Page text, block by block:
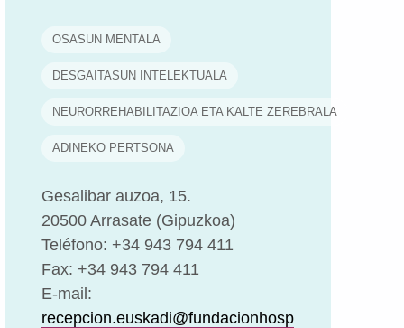
OSASUN MENTALA
DESGAITASUN INTELEKTUALA
NEURORREHABILITAZIOA ETA KALTE ZEREBRALA
ADINEKO PERTSONA
Gesalibar auzoa, 15.
20500 Arrasate (Gipuzkoa)
Teléfono: +34 943 794 411
Fax: +34 943 794 411
E-mail:
recepcion.euskadi@fundacionhosp